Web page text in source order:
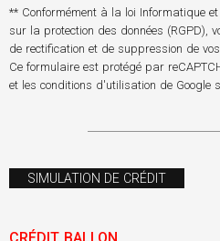
** Conformément à la loi Informatique
sur la protection des données (RGPD),
de rectification et de suppression de vos
Ce formulaire est protégé par
et les conditions d'utilisation de Google
SIMULATION DE CRÉDIT